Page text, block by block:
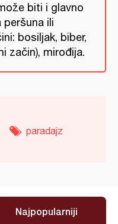
biti i glavno
peršuna ili
bosiljak, biber,
začin), mirođija.
paradajz
Najpopularniji